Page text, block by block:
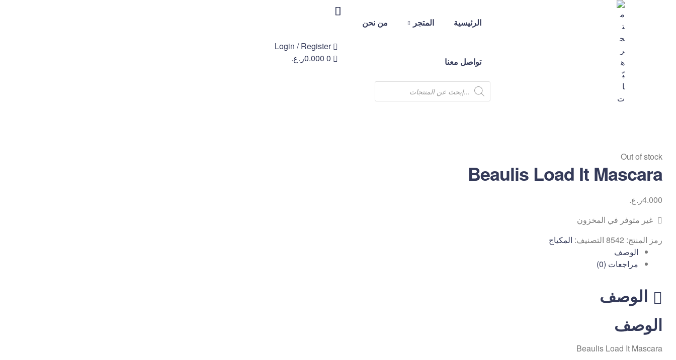
💕
لك
الرئيسية المتجر من نحن
تواصل معنا
Login / Register
0
0.000ر.ع.
Out of stock
Beaulis Load It Mascara
4.000ر.ع.
غير متوفر في المخزون
رمز المنتج: 8542 التصنيف: المكياج
الوصف
مراجعات (0)
الوصف
الوصف
Beaulis Load It Mascara